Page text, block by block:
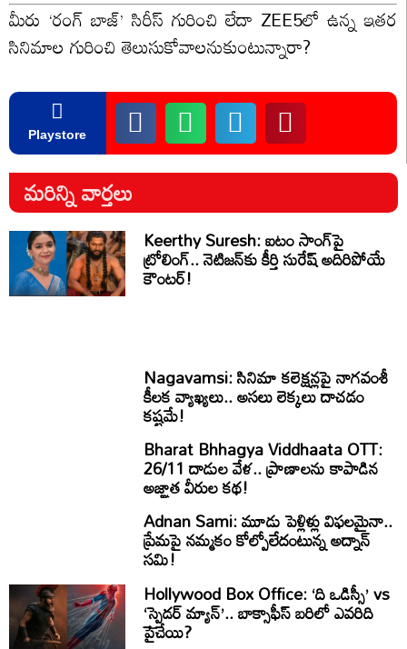
మీరు ‘రంగ్ బాజ్’ సిరీస్ గురించి లేదా ZEE5లో ఉన్న ఇతర
సినిమాల గురించి తెలుసుకోవాలనుకుంటున్నారా?
Playstore
మరిన్ని వార్తలు
Keerthy Suresh: ఐటం సాంగ్‌పై
ట్రోలింగ్.. నెటిజన్‌కు కీర్తి సురేష్ అదిరిపోయే
కౌంటర్!
Nagavamsi: సినిమా కలెక్షన్లపై నాగవంశీ
కీలక వ్యాఖ్యలు.. అసలు లెక్కలు దాచడం
కష్టమే!
Bharat Bhhagya Viddhaata OTT:
26/11 దాడుల వేళ.. ప్రాణాలను కాపాడిన
అజ్ఞాత వీరుల కథ!
Adnan Sami: మూడు పెళ్లిళ్లు విఫలమైనా..
ప్రేమపై నమ్మకం కోల్పోలేదంటున్న అద్నాన్
సమి!
Hollywood Box Office: ‘ది ఒడిస్సీ’ vs
‘స్పైడర్ మ్యాన్’.. బాక్సాఫీస్ బరిలో ఎవరిది
పైచేయి?